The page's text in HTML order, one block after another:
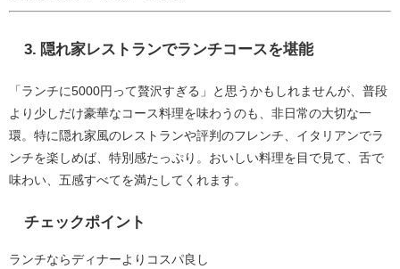
3. 隠れ家レストランでランチコースを堪能
「ランチに5000円って贅沢すぎる」と思うかもしれませんが、普段
より少しだけ豪華なコース料理を味わうのも、非日常の大切な一
環。特に隠れ家風のレストランや評判のフレンチ、イタリアンでラ
ンチを楽しめば、特別感たっぷり。おいしい料理を目で見て、舌で
味わい、五感すべてを満たしてくれます。
チェックポイント
ランチならディナーよりコスパ良し